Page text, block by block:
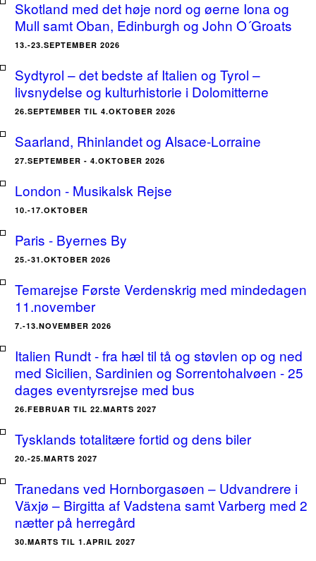
Skotland med det høje nord og øerne Iona og
Mull samt Oban, Edinburgh og John O´Groats
13.-23.SEPTEMBER 2026
Sydtyrol – det bedste af Italien og Tyrol –
livsnydelse og kulturhistorie i Dolomitterne
26.SEPTEMBER TIL 4.OKTOBER 2026
Saarland, Rhinlandet og Alsace-Lorraine
27.SEPTEMBER - 4.OKTOBER 2026
London - Musikalsk Rejse
10.-17.OKTOBER
Paris - Byernes By
25.-31.OKTOBER 2026
Temarejse Første Verdenskrig med mindedagen
11.november
7.-13.NOVEMBER 2026
Italien Rundt - fra hæl til tå og støvlen op og ned
med Sicilien, Sardinien og Sorrentohalvøen - 25
dages eventyrsrejse med bus
26.FEBRUAR TIL 22.MARTS 2027
Tysklands totalitære fortid og dens biler
20.-25.MARTS 2027
Tranedans ved Hornborgasøen – Udvandrere i
Växjø – Birgitta af Vadstena samt Varberg med 2
nætter på herregård
30.MARTS TIL 1.APRIL 2027